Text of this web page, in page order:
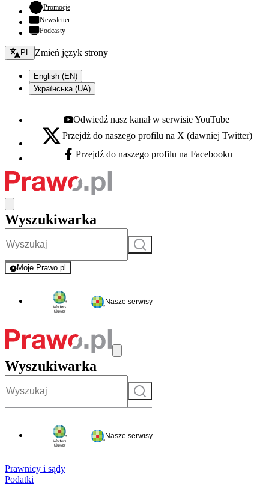
Promocje- otwiera się w nowej karcie
Newsletter
Podcasty
Zmień język - bieżący:
PL Zmień język strony
English (EN)
Українська (UA)
Youtube - otwiera się w nowej karcie
Odwiedź nasz kanał w serwisie YouTube
X - otwiera się w nowej karcie
Przejdź do naszego profilu na X (dawniej Twitter)
Facebook - otwiera się w nowej karcie
Przejdź do naszego profilu na Facebooku
Wyszukiwarka
Szukaj
Moje Prawo.pl
- rejestracja i logowanie do serwisu
Nasze serwisy
Wyszukiwarka
Szukaj
Nasze serwisy
Prawnicy i sądy
Podatki